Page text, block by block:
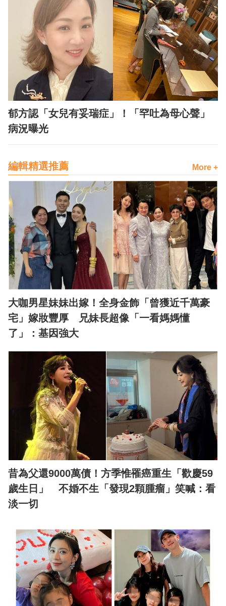
郁方認「女兒有妥瑞症」！「罕吐為母心聲」
病況曝光
編輯精選推薦 More +
大咖男星妹妹出嫁！全身金飾「曾獲近千萬豪
宅」嫁妝豐厚 兄妹長超像「一看媽媽懂
了」：基因強大
昔為父還9000萬債！方季惟罹癌重生「歡慶59
歲生日」 不婚不生「發現2顆腫瘤」笑喊：看
淡一切